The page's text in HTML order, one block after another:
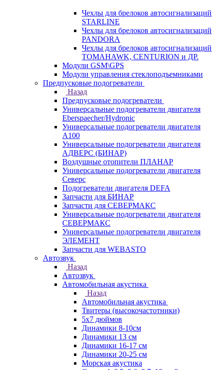
Чехлы для брелоков автосигнализаций
STARLINE
Чехлы для брелоков автосигнализаций
PANDORA
Чехлы для брелоков автосигнализаций
TOMAHAWK, CENTURION и ДР.
Модули GSM\GPS
Модули управления стеклоподъемниками
Предпусковые подогреватели
Назад
Предпусковые подогреватели
Универсальные подогреватели двигателя
Eberspaecher/Hydronic
Универсальные подогреватели двигателя
A100
Универсальные подогреватели двигателя
АДВЕРС (БИНАР)
Воздушные отопители ПЛАНАР
Универсальные подогреватели двигателя
Северс
Подогреватели двигателя DEFA
Запчасти для БИНАР
Запчасти для СЕВЕРМАКС
Универсальные подогреватели двигателя
СЕВЕРМАКС
Универсальные подогреватели двигателя
ЭЛЕМЕНТ
Запчасти для WEBASTO
Автозвук
Назад
Автозвук
Автомобильная акустика
Назад
Автомобильная акустика
Твитеры (высокочастотники)
5x7 дюймов
Динамики 8-10см
Динамики 13 см
Динамики 16-17 см
Динамики 20-25 см
Морская акустика